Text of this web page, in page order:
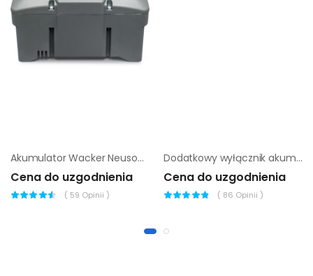
Akumulator Wacker Neuson BP1000
Cena do uzgodnienia
( 59 Opinii )
Dodatkowy wyłącznik akumulatora Ammann ARX i ARP
Cena do uzgodnienia
( 86 Opinii )